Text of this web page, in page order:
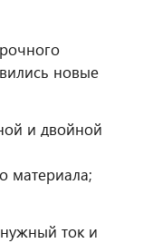
новые
и двойной
материала;
ток и